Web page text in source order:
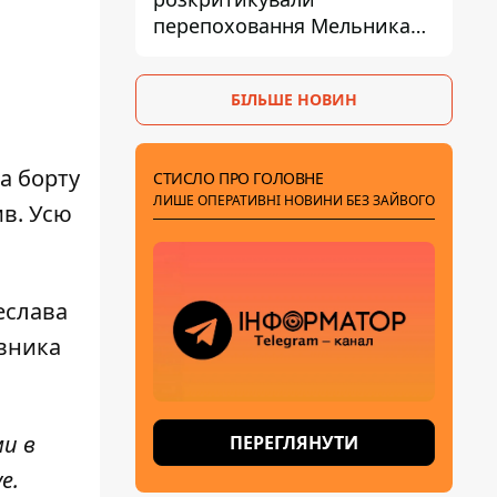
борту
Усю
в
.
перепоховання Мельника
ізоляції
БІЛЬШЕ НОВИН
СТИСЛО ПРО ГОЛОВНЕ
ЛИШЕ ОПЕРАТИВНІ НОВИНИ БЕЗ ЗАЙВОГО
ПЕРЕГЛЯНУТИ